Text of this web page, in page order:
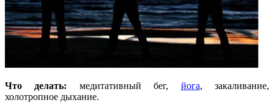
Что делать: медитативный бег, йога, закаливание,
холотропное дыхание.